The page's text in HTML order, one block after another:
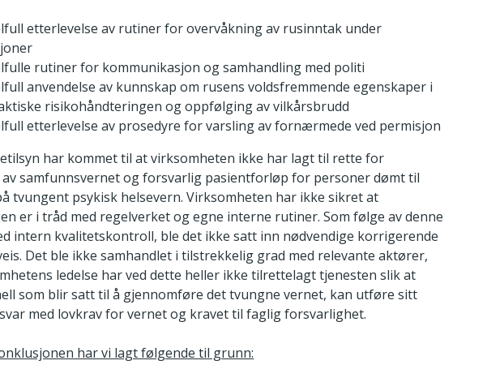
etterlevelse av rutiner for overvåkning av rusinntak under
rutiner for kommunikasjon og samhandling med politi
anvendelse av kunnskap om rusens voldsfremmende egenskaper i
risikohåndteringen og oppfølging av vilkårsbrudd
etterlevelse av prosedyre for varsling av fornærmede ved permisjon
har kommet til at virksomheten ikke har lagt til rette for
av samfunnsvernet og forsvarlig pasientforløp for personer dømt til
tvungent psykisk helsevern. Virksomheten har ikke sikret at
er i tråd med regelverket og egne interne rutiner. Som følge av denne
intern kvalitetskontroll, ble det ikke satt inn nødvendige korrigerende
Det ble ikke samhandlet i tilstrekkelig grad med relevante aktører,
ledelse har ved dette heller ikke tilrettelagt tjenesten slik at
som blir satt til å gjennomføre det tvungne vernet, kan utføre sitt
med lovkrav for vernet og kravet til faglig forsvarlighet.
har vi lagt følgende til grunn: